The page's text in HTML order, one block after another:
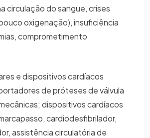
circulação do sangue, crises
oxigenação), insuficiência
comprometimento
e dispositivos cardíacos
de próteses de válvula
dispositivos cardíacos
cardiodesfibrilador,
assistência circulatória de